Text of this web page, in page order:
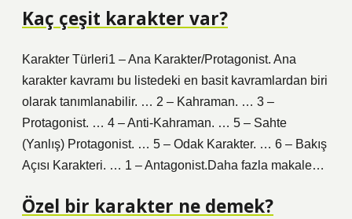
Kaç çeşit karakter var?
Karakter Türleri1 – Ana Karakter/Protagonist. Ana
karakter kavramı bu listedeki en basit kavramlardan biri
olarak tanımlanabilir. … 2 – Kahraman. … 3 –
Protagonist. … 4 – Anti-Kahraman. … 5 – Sahte
(Yanlış) Protagonist. … 5 – Odak Karakter. … 6 – Bakış
Açısı Karakteri. … 1 – Antagonist.Daha fazla makale…
Özel bir karakter ne demek?